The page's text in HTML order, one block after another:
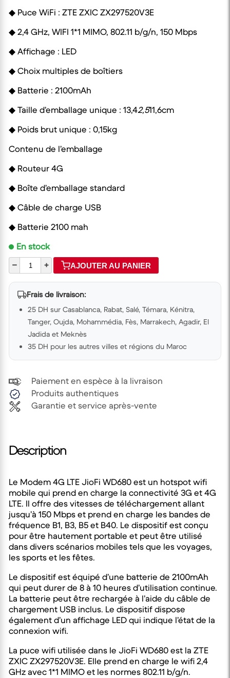
◆ Puce WiFi : ZTE ZXIC ZX297520V3E
◆ 2,4 GHz, WIFI 1*1 MIMO, 802.11 b/g/n, 150 Mbps
◆ Affichage : LED
◆ Choix multiples de boîtiers
◆ Batterie : 2100mAh
◆ Taille d’emballage unique : 13,42,511,6cm
◆ Poids brut unique : 0,15kg
Contenu de l’emballage
◆ Routeur 4G
◆ Boîte d’emballage standard
◆ Câble de charge USB
◆ Batterie 2100 mah
En stock
–
+ AJOUTER AU PANIER
Frais de livraison:
25 DH sur Casablanca, Rabat, Salé, Témara, Kénitra,
Tanger, Oujda, Mohammédia, Fès, Marrakech, Agadir, El
Jadida et Meknès
35 DH pour les autres villes et régions du Maroc
Paiement en espèce à la livraison
Produits authentiques
Garantie et service après-vente
Description
Le Modem 4G LTE JioFi WD680 est un hotspot wifi
mobile qui prend en charge la connectivité 3G et 4G
LTE. Il offre des vitesses de téléchargement allant
jusqu’à 150 Mbps et prend en charge les bandes de
fréquence B1, B3, B5 et B40. Le dispositif est conçu
pour être hautement portable et peut être utilisé
dans divers scénarios mobiles tels que les voyages,
les sports et les fêtes.
Le dispositif est équipé d’une batterie de 2100mAh
qui peut durer de 8 à 10 heures d’utilisation continue.
La batterie peut être rechargée à l’aide du câble de
chargement USB inclus. Le dispositif dispose
également d’un affichage LED qui indique l’état de la
connexion wifi.
La puce wifi utilisée dans le JioFi WD680 est la ZTE
ZXIC ZX297520V3E. Elle prend en charge le wifi 2,4
GHz avec 1*1 MIMO et les normes 802.11 b/g/n.